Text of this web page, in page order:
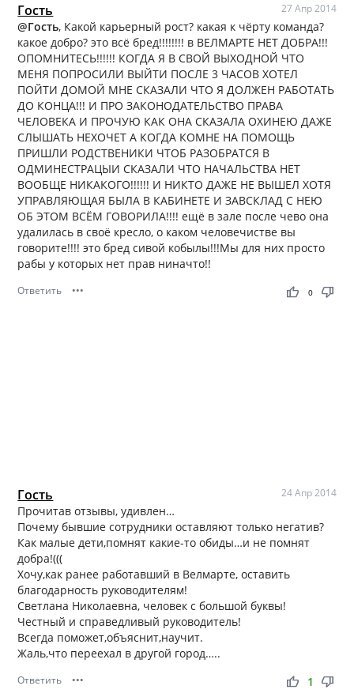
Гость 27 Апр 2014
@Гость, Какой карьерный рост? какая к чёрту команда?
какое добро? это всё бред!!!!!!!! в ВЕЛМАРТЕ НЕТ ДОБРА!!!
ОПОМНИТЕСЬ!!!!!! КОГДА Я В СВОЙ ВЫХОДНОЙ ЧТО
МЕНЯ ПОПРОСИЛИ ВЫЙТИ ПОСЛЕ 3 ЧАСОВ ХОТЕЛ
ПОЙТИ ДОМОЙ МНЕ СКАЗАЛИ ЧТО Я ДОЛЖЕН РАБОТАТЬ
ДО КОНЦА!!! И ПРО ЗАКОНОДАТЕЛЬСТВО ПРАВА
ЧЕЛОВЕКА И ПРОЧУЮ КАК ОНА СКАЗАЛА ОХИНЕЮ ДАЖЕ
СЛЫШАТЬ НЕХОЧЕТ А КОГДА КОМНЕ НА ПОМОЩЬ
ПРИШЛИ РОДСТВЕНИКИ ЧТОБ РАЗОБРАТСЯ В
ОДМИНЕСТРАЦЫИ СКАЗАЛИ ЧТО НАЧАЛЬСТВА НЕТ
ВООБЩЕ НИКАКОГО!!!!!! И НИКТО ДАЖЕ НЕ ВЫШЕЛ ХОТЯ
УПРАВЛЯЮЩАЯ БЫЛА В КАБИНЕТЕ И ЗАВСКЛАД С НЕЮ
ОБ ЭТОМ ВСЁМ ГОВОРИЛА!!!! ещё в зале после чево она
удалилась в своё кресло, о каком человечистве вы
говорите!!!! это бред сивой кобылы!!!Мы для них просто
рабы у которых нет прав ниначто!!
Ответить ••• thumb_up thumb_down
0
Гость 24 Апр 2014
Прочитав отзывы, удивлен…
Почему бывшие сотрудники оставляют только негатив?
Как малые дети,помнят какие-то обиды…и не помнят
добра!(((
Хочу,как ранее работавший в Велмарте, оставить
благодарность руководителям!
Светлана Николаевна, человек с большой буквы!
Честный и справедливый руководитель!
Всегда поможет,объяснит,научит.
Жаль,что переехал в другой город…..
Ответить ••• thumb_up thumb_down
1